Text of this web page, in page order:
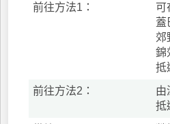
前往方法1：
可
蓋
郊
錦
抵
前往方法2：
由
抵